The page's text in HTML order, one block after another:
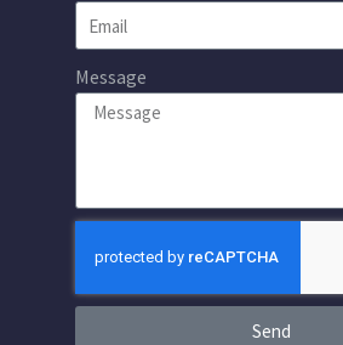
Message
Send